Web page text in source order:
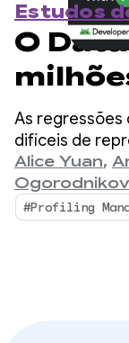
Estudos
O
As regressões
difíceis de
gargalo para
móveis.
Alice Yuan,
Ogorodnikov
#Profiling